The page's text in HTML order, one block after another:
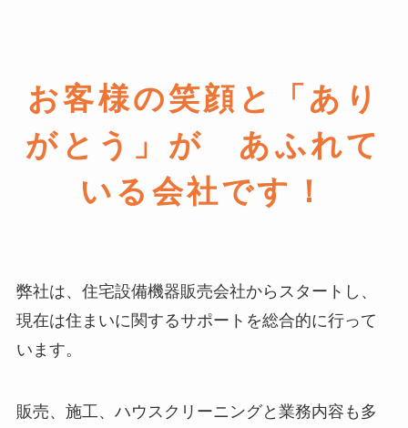
お客様の笑顔と「あり
がとう」が あふれて
いる会社です！
弊社は、住宅設備機器販売会社からスタートし、
現在は住まいに関するサポートを総合的に行って
います。
販売、施工、ハウスクリーニングと業務内容も多